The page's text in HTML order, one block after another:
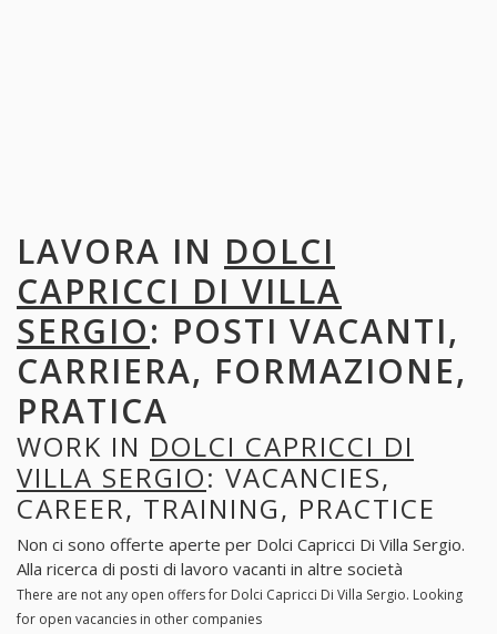
LAVORA IN DOLCI
CAPRICCI DI VILLA
SERGIO: POSTI VACANTI,
CARRIERA, FORMAZIONE,
PRATICA
WORK IN DOLCI CAPRICCI DI
VILLA SERGIO: VACANCIES,
CAREER, TRAINING, PRACTICE
Non ci sono offerte aperte per Dolci Capricci Di Villa Sergio.
Alla ricerca di posti di lavoro vacanti in altre società
There are not any open offers for Dolci Capricci Di Villa Sergio. Looking
for open vacancies in other companies